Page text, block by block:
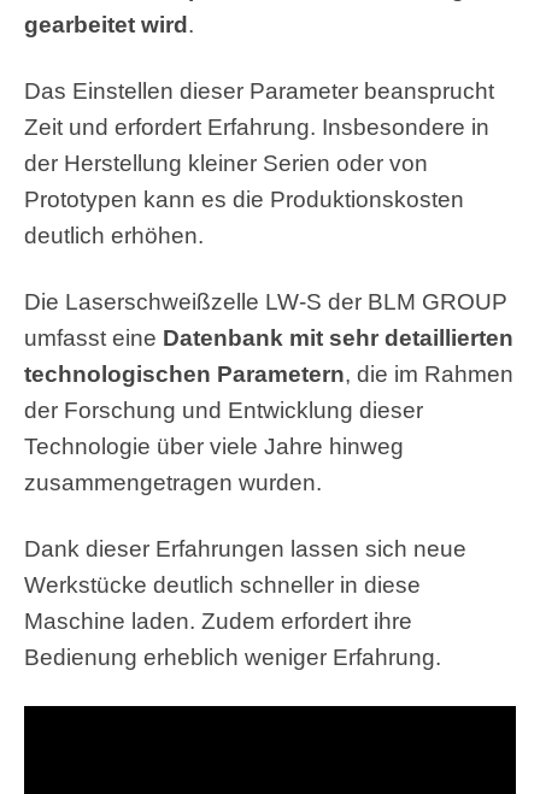
gearbeitet wird.
Das Einstellen dieser Parameter beansprucht
Zeit und erfordert Erfahrung. Insbesondere in
der Herstellung kleiner Serien oder von
Prototypen kann es die Produktionskosten
deutlich erhöhen.
Die Laserschweißzelle LW-S der BLM GROUP
umfasst eine Datenbank mit sehr detaillierten
technologischen Parametern, die im Rahmen
der Forschung und Entwicklung dieser
Technologie über viele Jahre hinweg
zusammengetragen wurden.
Dank dieser Erfahrungen lassen sich neue
Werkstücke deutlich schneller in diese
Maschine laden. Zudem erfordert ihre
Bedienung erheblich weniger Erfahrung.